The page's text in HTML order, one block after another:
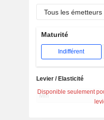
Tous les émetteurs
Maturité
Indifférent
Disponible seulement
Levier / Elasticité